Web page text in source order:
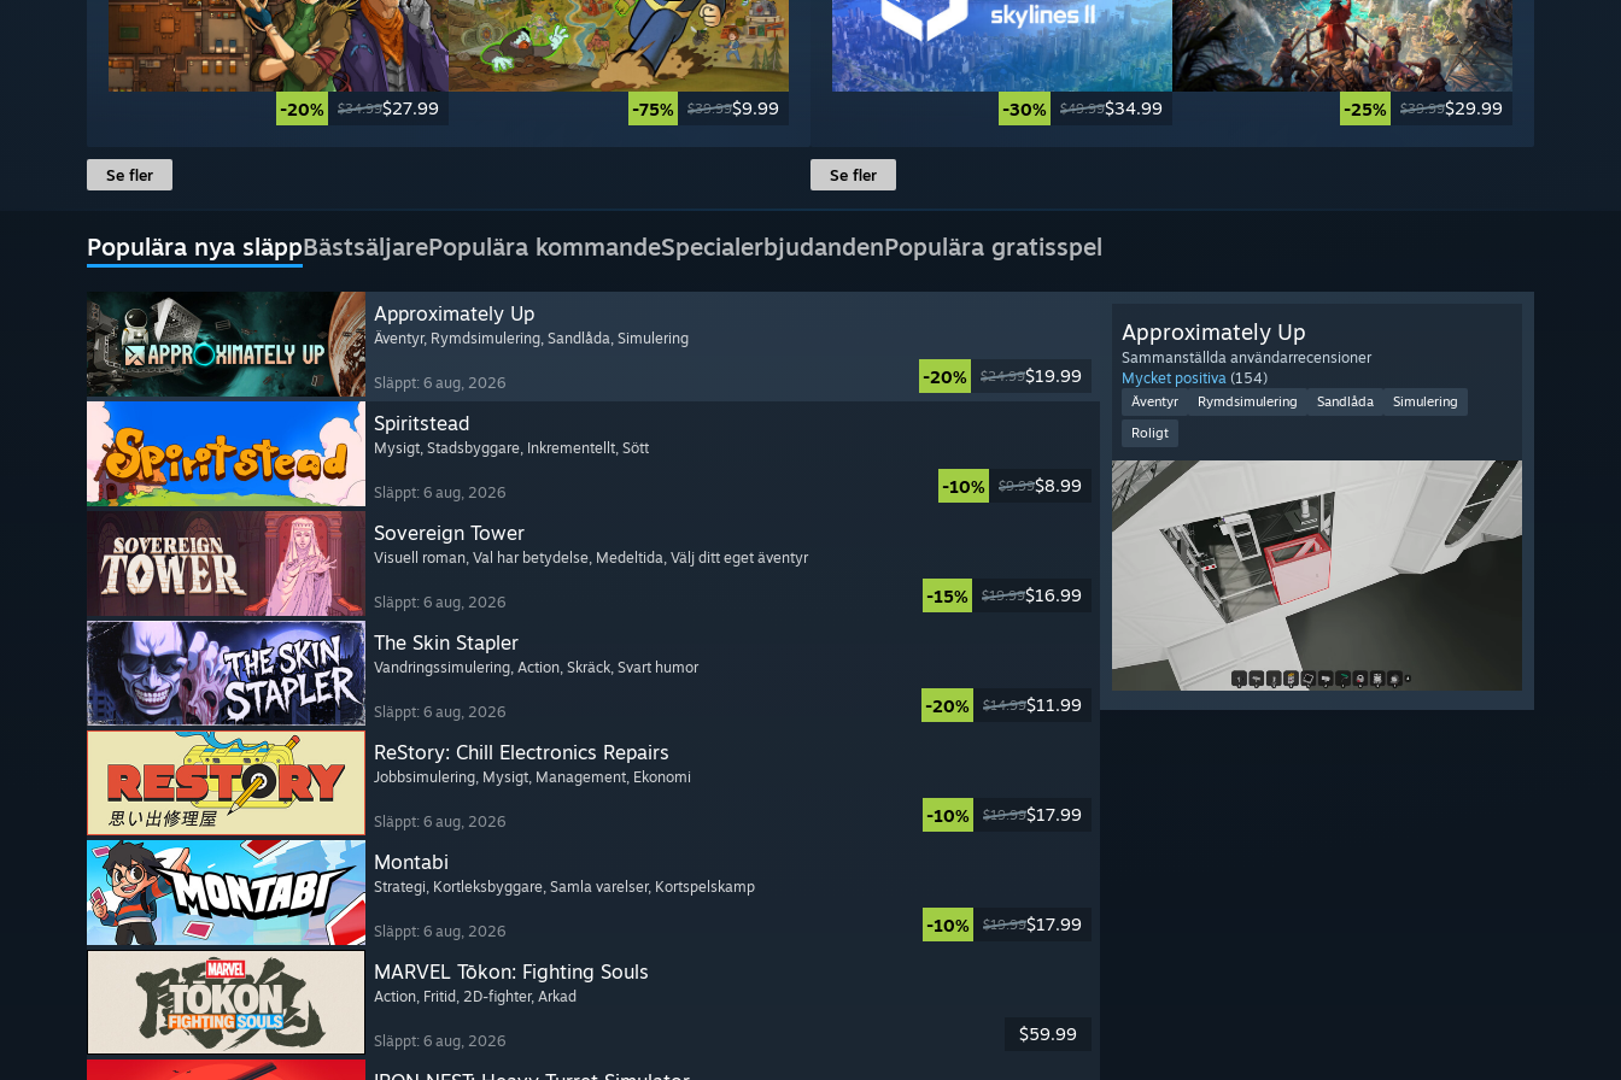
-20% $34.99$27.99 -75% $39.99$9.99
Se fler
-30% $49.99$34.99 -25% $39.99$29.99
Se fler
Populära nya släppBästsäljarePopulära kommandeSpecialerbjudandenPopulära gratisspel
Approximately Up
Äventyr, Rymdsimulering, Sandlåda, Simulering
Släppt: 6 aug, 2026 -20% $24.99$19.99
Spiritstead
Mysigt, Stadsbyggare, Inkrementellt, Sött
Släppt: 6 aug, 2026 -10% $9.99$8.99
Sovereign Tower
Visuell roman, Val har betydelse, Medeltida, Välj ditt eget äventyr
Släppt: 6 aug, 2026 -15% $19.99$16.99
The Skin Stapler
Vandringssimulering, Action, Skräck, Svart humor
Släppt: 6 aug, 2026 -20% $14.99$11.99
ReStory: Chill Electronics Repairs
Jobbsimulering, Mysigt, Management, Ekonomi
Släppt: 6 aug, 2026 -10% $19.99$17.99
Montabi
Strategi, Kortleksbyggare, Samla varelser, Kortspelskamp
Släppt: 6 aug, 2026 -10% $19.99$17.99
MARVEL Tōkon: Fighting Souls
Action, Fritid, 2D-fighter, Arkad
Släppt: 6 aug, 2026 $59.99
Approximately Up
Sammanställda användarrecensioner
Mycket positiva (154)
Äventyr Rymdsimulering Sandlåda
Simulering
Roligt